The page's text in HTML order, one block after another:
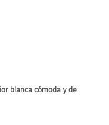
blanca cómoda y de